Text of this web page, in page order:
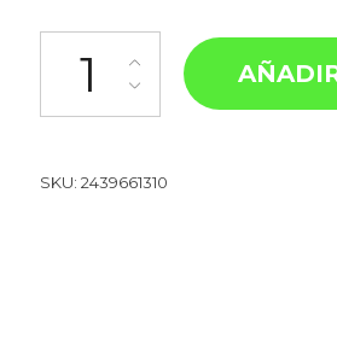
SKU: 2439661310